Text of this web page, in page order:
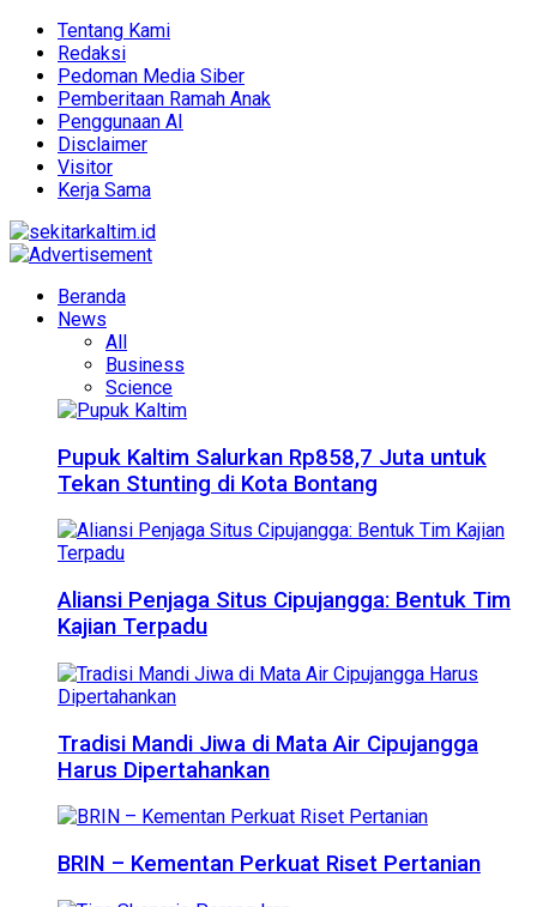
Tentang Kami
Redaksi
Pedoman Media Siber
Pemberitaan Ramah Anak
Penggunaan AI
Disclaimer
Visitor
Kerja Sama
Beranda
News
All
Business
Science
Pupuk Kaltim Salurkan Rp858,7 Juta untuk
Tekan Stunting di Kota Bontang
Aliansi Penjaga Situs Cipujangga: Bentuk Tim
Kajian Terpadu
Tradisi Mandi Jiwa di Mata Air Cipujangga
Harus Dipertahankan
BRIN – Kementan Perkuat Riset Pertanian